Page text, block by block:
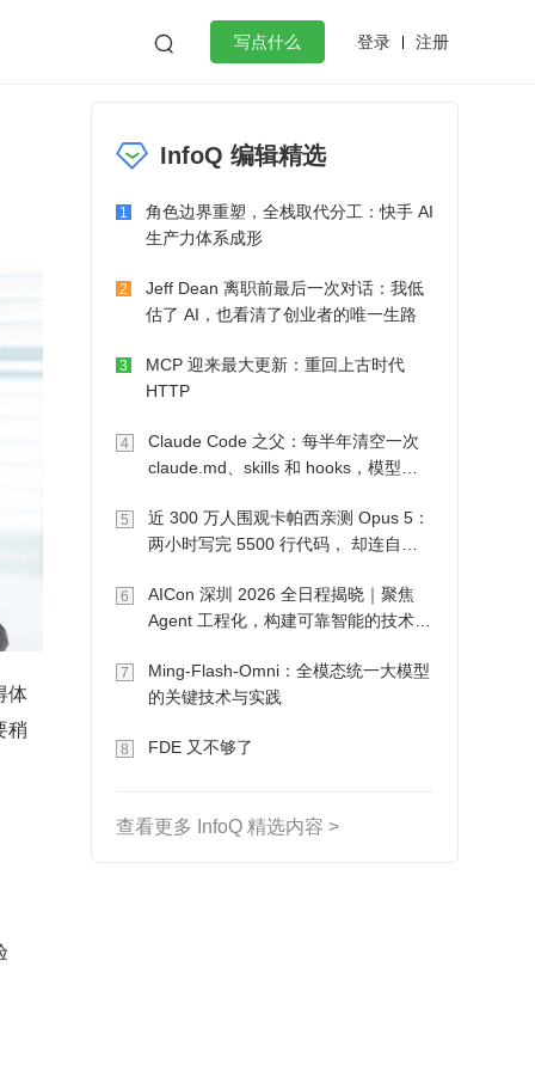
 写点什么 登录 注册
微服务架构 flutter
体
稍
InfoQ 编辑精选
1
角色边界重塑，全栈取代分工：快手 AI
生产力体系成形
2
Jeff Dean 离职前最后一次对话：我低
估了 AI，也看清了创业者的唯一生路
3
MCP 迎来最大更新：重回上古时代
HTTP
4
Claude Code 之父：每半年清空一次
claude.md、skills 和 hooks，模型自
5
近 300 万人围观卡帕西亲测 Opus 5：
两小时写完 5500 行代码， 却连自己
6
AICon 深圳 2026 全日程揭晓｜聚焦
Agent 工程化，构建可靠智能的技术路
7
Ming-Flash-Omni：全模态统一大模型
的关键技术与实践
8 FDE 又不够了
查看更多 InfoQ 精选内容 >